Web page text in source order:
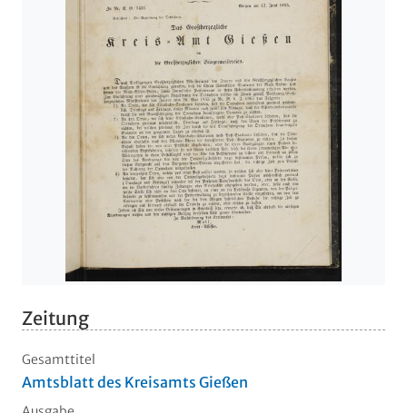
Zeitung
Gesamttitel
Amtsblatt des Kreisamts Gießen